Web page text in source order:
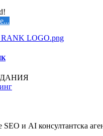
и AI консултантска